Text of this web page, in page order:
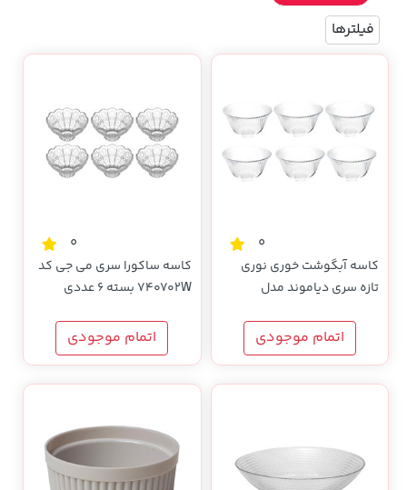
فیلترها
0
کاسه آبگوشت خوری نوری
تازه سری دیاموند مدل
اتمام موجودی
0
کاسه ساکورا سری می جی کد
740702W بسته 6 عددی
اتمام موجودی